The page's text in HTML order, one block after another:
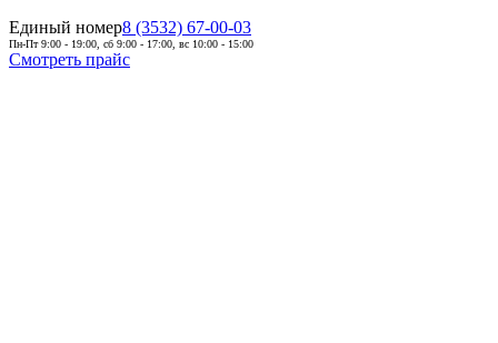
Единый номер8 (3532) 67-00-03
Пн-Пт 9:00 - 19:00, сб 9:00 - 17:00, вс 10:00 - 15:00
Смотреть прайс